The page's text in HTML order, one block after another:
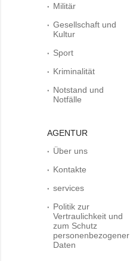
Militär
Gesellschaft und
Kultur
Sport
Kriminalität
Notstand und
Notfälle
AGENTUR
Über uns
Kontakte
services
Politik zur
Vertraulichkeit und
zum Schutz
personenbezogener
Daten